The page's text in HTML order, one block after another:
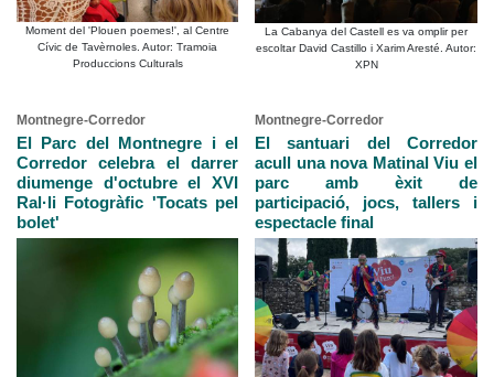
Moment del 'Plouen poemes!', al Centre
Cívic de Tavèrnoles. Autor: Tramoia
Produccions Culturals
La Cabanya del Castell es va omplir per
escoltar David Castillo i Xarim Aresté. Autor:
XPN
Montnegre-Corredor
El Parc del Montnegre i el
Corredor celebra el darrer
diumenge d'octubre el XVI
Ral·li Fotogràfic 'Tocats pel
bolet'
Montnegre-Corredor
El santuari del Corredor
acull una nova Matinal Viu el
parc amb èxit de
participació, jocs, tallers i
espectacle final